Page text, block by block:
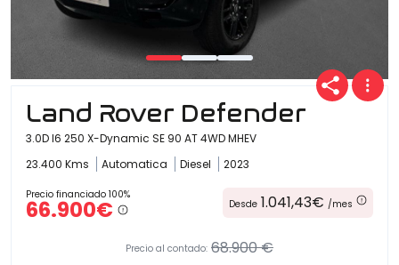
Land Rover Defender
3.0D I6 250 X-Dynamic SE 90 AT 4WD MHEV
23.400 Kms
Automatica Diesel 2023
Precio financiado 100%
66.900€ Desde 1.041,43€ /mes
Precio al contado: 68.900 €